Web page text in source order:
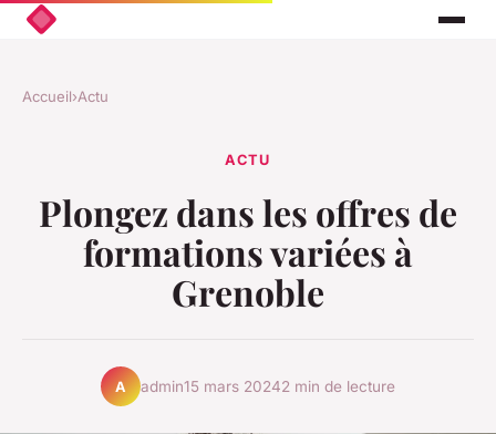
Accueil›Actu
ACTU
Plongez dans les offres de
formations variées à
Grenoble
A admin15 mars 20242 min de lecture